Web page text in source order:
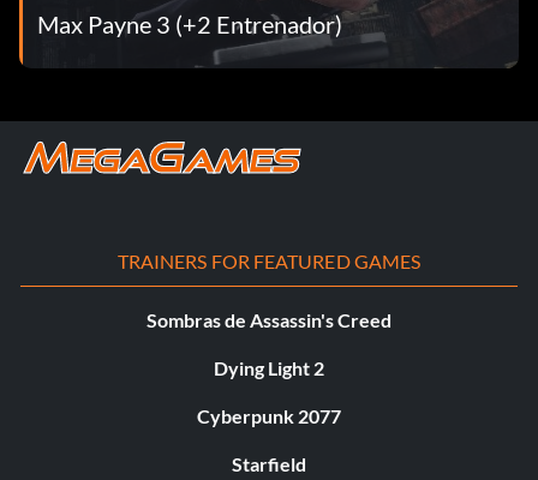
Max Payne 3 (+2 Entrenador)
TRAINERS FOR FEATURED GAMES
Sombras de Assassin's Creed
Dying Light 2
Cyberpunk 2077
Starfield